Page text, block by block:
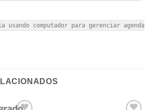
usando computador para gerenciar agenda